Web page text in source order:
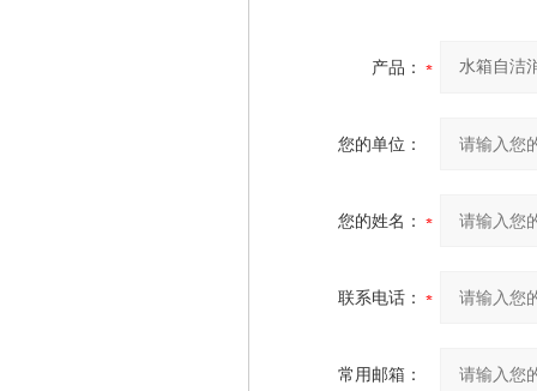
产品：
您的单位：
您的姓名：
联系电话：
常用邮箱：